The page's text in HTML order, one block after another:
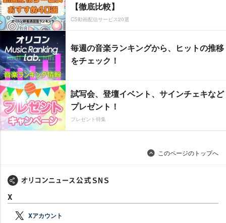
【徹底比較】
CS動画配信サービス20選
毎週の音楽ランキングから、ヒットの推移
をチェック！
試写会、登壇イベント、サインチェキなど
プレゼント！
プレゼント特集
このページのトップへ
X
Xアカウント